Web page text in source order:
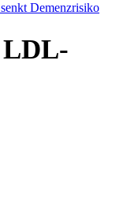
Demenzrisiko
LDL-